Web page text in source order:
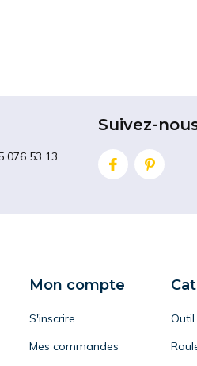
076 53 13
Suivez-
Mon compte
S'inscrire
Mes commandes